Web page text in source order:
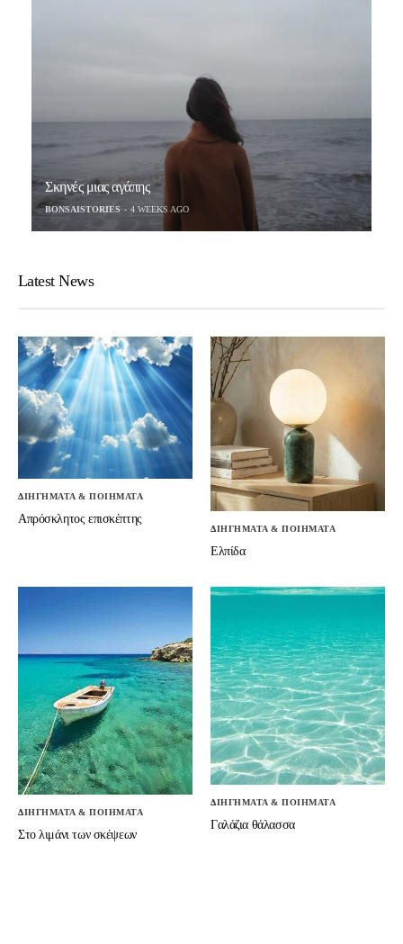
Σκηνές μιας αγάπης
BONSAISTORIES 4 WEEKS AGO
Latest News
ΔΙΗΓΗΜΑΤΑ & ΠΟΙΗΜΑΤΑ
Απρόσκλητος επισκέπτης
ΔΙΗΓΗΜΑΤΑ & ΠΟΙΗΜΑΤΑ
Ελπίδα
ΔΙΗΓΗΜΑΤΑ & ΠΟΙΗΜΑΤΑ
Στο λιμάνι των σκέψεων
ΔΙΗΓΗΜΑΤΑ & ΠΟΙΗΜΑΤΑ
Γαλάζια θάλασσα